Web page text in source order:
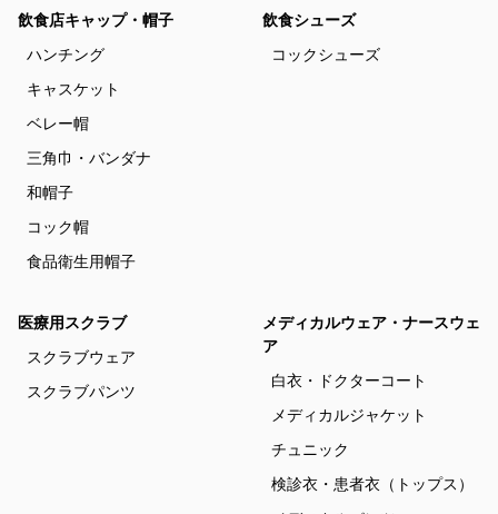
飲食店キャップ・帽子
ハンチング
キャスケット
ベレー帽
三角巾・バンダナ
和帽子
コック帽
食品衛生用帽子
飲食シューズ
コックシューズ
医療用スクラブ
スクラブウェア
スクラブパンツ
メディカルウェア・ナースウェ
ア
白衣・ドクターコート
メディカルジャケット
チュニック
検診衣・患者衣（トップス）